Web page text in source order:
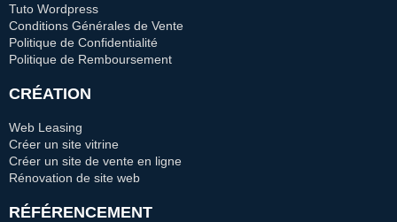
Tuto Wordpress
Conditions Générales de Vente
Politique de Confidentialité
Politique de Remboursement
CRÉATION
Web Leasing
Créer un site vitrine
Créer un site de vente en ligne
Rénovation de site web
RÉFÉRENCEMENT